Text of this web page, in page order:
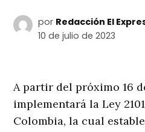
por Redacción El
10 de julio de 2023
A partir del próximo 16
implementará la Ley
Colombia, la cual